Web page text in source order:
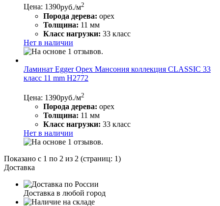
Цена: 1390руб./м2
Порода дерева: орех
Толщина: 11 мм
Класс нагрузки: 33 класс
Нет в наличии
Ламинат Egger Орех Мансония коллекция CLASSIC 33
класс 11 mm Н2772
Цена: 1390руб./м2
Порода дерева: орех
Толщина: 11 мм
Класс нагрузки: 33 класс
Нет в наличии
Показано с 1 по 2 из 2 (страниц: 1)
Доставка
Доставка в любой город